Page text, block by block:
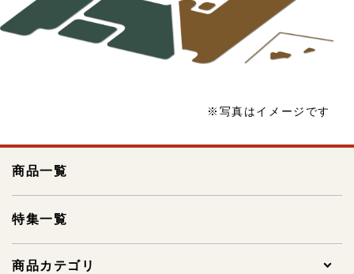
※写真はイメージです
商品一覧
特集一覧
商品カテゴリ